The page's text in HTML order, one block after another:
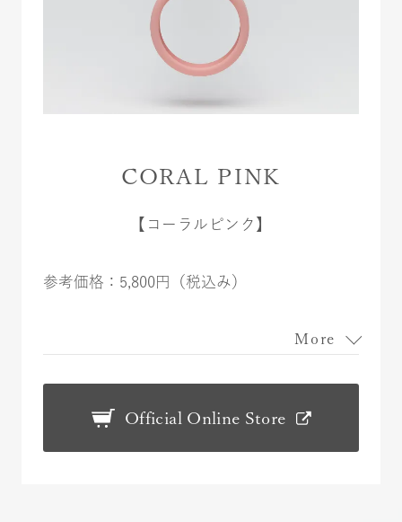
CORAL PINK
【コーラルピンク】
参考価格：5,800円（税込み）
More
Official Online Store